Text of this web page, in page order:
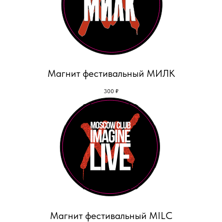
Магнит фестивальный МИЛК
300 ₽
Магнит фестивальный MILC